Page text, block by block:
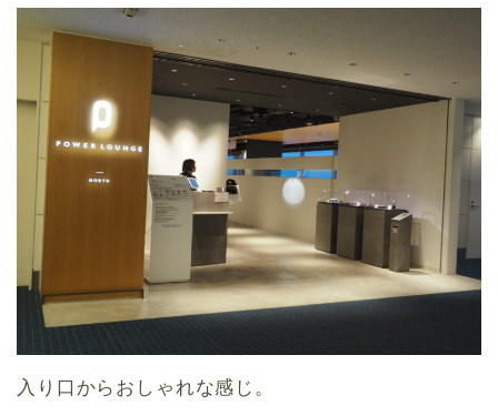
入り口からおしゃれな感じ。